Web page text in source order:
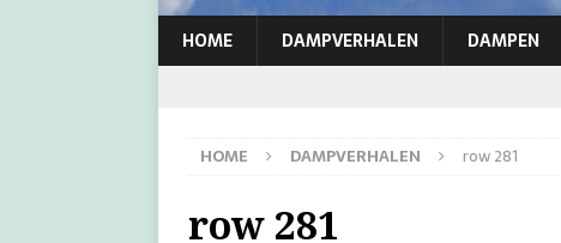
HOME DAMPVERHALEN DAMPEN
HOME DAMPVERHALEN row 281
row 281